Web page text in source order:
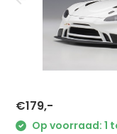
€179,-
Op voorraad: 1